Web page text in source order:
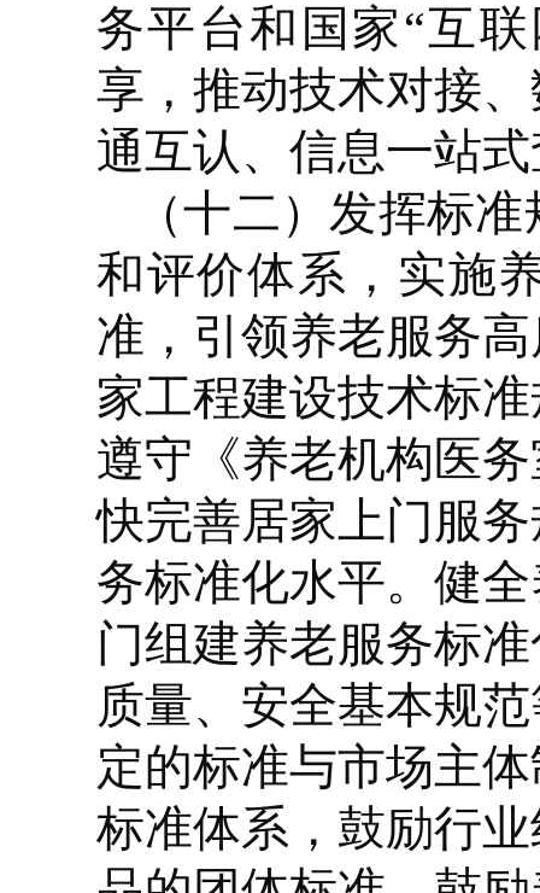
务平台和国家“互
享，推动技术对接
通互认、信息一站
（十二）发挥标
和评价体系，实施
准，引领养老服务
家工程建设技术标
遵守《养老机构医
快完善居家上门服
务标准化水平。健
门组建养老服务标
质量、安全基本规
定的标准与市场主
标准体系，鼓励行